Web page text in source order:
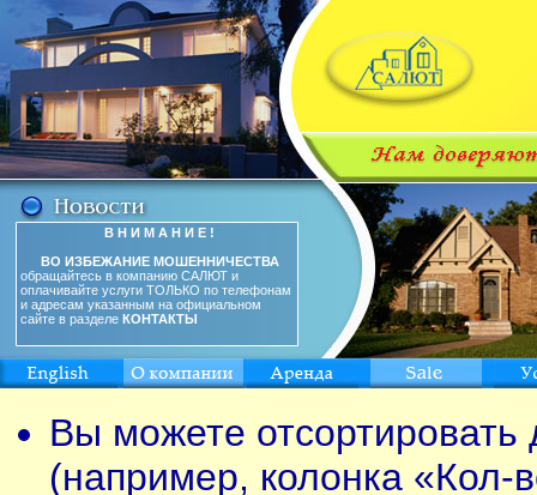
В Н И М А Н И Е !
ВО ИЗБЕЖАНИЕ МОШЕННИЧЕСТВА
обращайтесь в компанию САЛЮТ и
оплачивайте услуги ТОЛЬКО по телефонам
и адресам указанным на официальном
сайте в разделе КОНТАКТЫ
Вы можете
(например, колонка «Кол-